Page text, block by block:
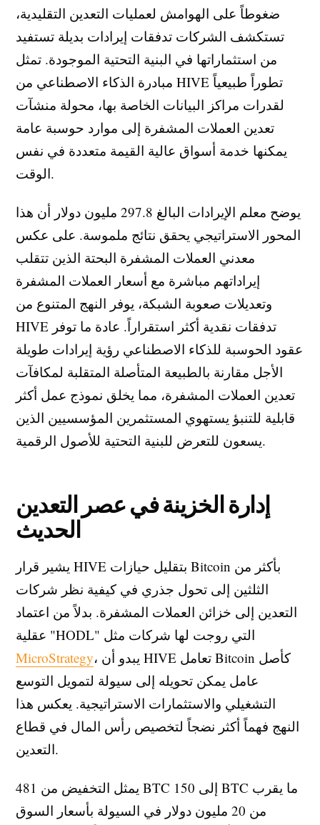
ضغوطاً على الهوامش لعمليات التعدين التقليدية،
تستكشف الشركات تدفقات إيرادات بديلة تستفيد
من استثماراتها في البنية التحتية الموجودة. تمثل
مبادرة الذكاء الاصطناعي من HIVE تطوراً طبيعياً
لقدرات مراكز البيانات الخاصة بها، محولة منشآت
تعدين العملات المشفرة إلى موارد حوسبة عامة
يمكنها خدمة أسواق عالية القيمة متعددة في نفس
الوقت.
يوضح معلم الإيرادات البالغ 297.8 مليون دولار أن هذا
المحور الاستراتيجي يحقق نتائج ملموسة. على عكس
معدني العملات المشفرة البحتة الذين تتقلب
إيراداتهم مباشرة مع أسعار العملات المشفرة
وتعديلات صعوبة الشبكة، يوفر النهج المتنوع من
HIVE تدفقات نقدية أكثر استقراراً. عادة ما توفر
عقود الحوسبة للذكاء الاصطناعي رؤية إيرادات طويلة
الأجل مقارنة بالطبيعة المتأصلة المتقلبة لمكافآت
تعدين العملات المشفرة، مما يخلق نموذج عمل أكثر
قابلية للتنبؤ يستهوي المستثمرين المؤسسيين الذين
يسعون للتعرض للبنية التحتية للأصول الرقمية.
إدارة الخزينة في عصر التعدين
الحديث
يشير قرار HIVE بتقليل حيازات Bitcoin بأكثر من
الثلثين إلى تحول جذري في كيفية نظر شركات
التعدين إلى خزائن العملات المشفرة. بدلاً من اعتماد
عقلية "HODL" التي روجت لها شركات مثل
MicroStrategy، يبدو أن HIVE تعامل Bitcoin كأصل
عامل يمكن تحويله إلى سيولة لتمويل التوسع
التشغيلي والاستثمارات الاستراتيجية. يعكس هذا
النهج فهماً أكثر نضجاً لتخصيص رأس المال في قطاع
التعدين.
يمثل التخفيض من 481 BTC إلى 150 BTC ما يقرب
من 20 مليون دولار في السيولة بأسعار السوق